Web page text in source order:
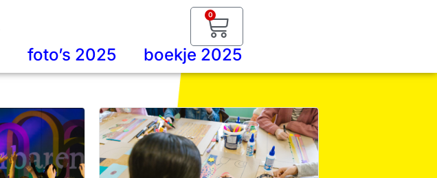
0
foto’s 2025 boekje 2025